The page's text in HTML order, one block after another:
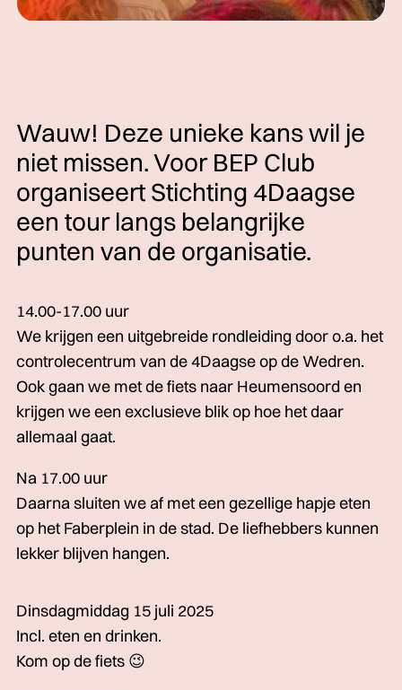
Wauw! Deze unieke kans wil je
niet missen. Voor BEP Club
organiseert Stichting 4Daagse
een tour langs belangrijke
punten van de organisatie.
14.00-17.00 uur
We krijgen een uitgebreide rondleiding door o.a. het
controlecentrum van de 4Daagse op de Wedren.
Ook gaan we met de fiets naar Heumensoord en
krijgen we een exclusieve blik op hoe het daar
allemaal gaat.
Na 17.00 uur
Daarna sluiten we af met een gezellige hapje eten
op het Faberplein in de stad. De liefhebbers kunnen
lekker blijven hangen.
Dinsdagmiddag 15 juli 2025
Incl. eten en drinken.
Kom op de fiets 😉